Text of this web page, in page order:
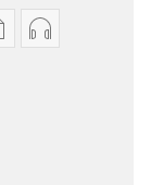
Opzioni